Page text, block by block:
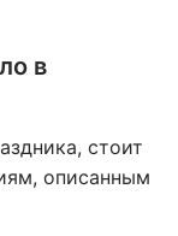
в
стоит
описанным